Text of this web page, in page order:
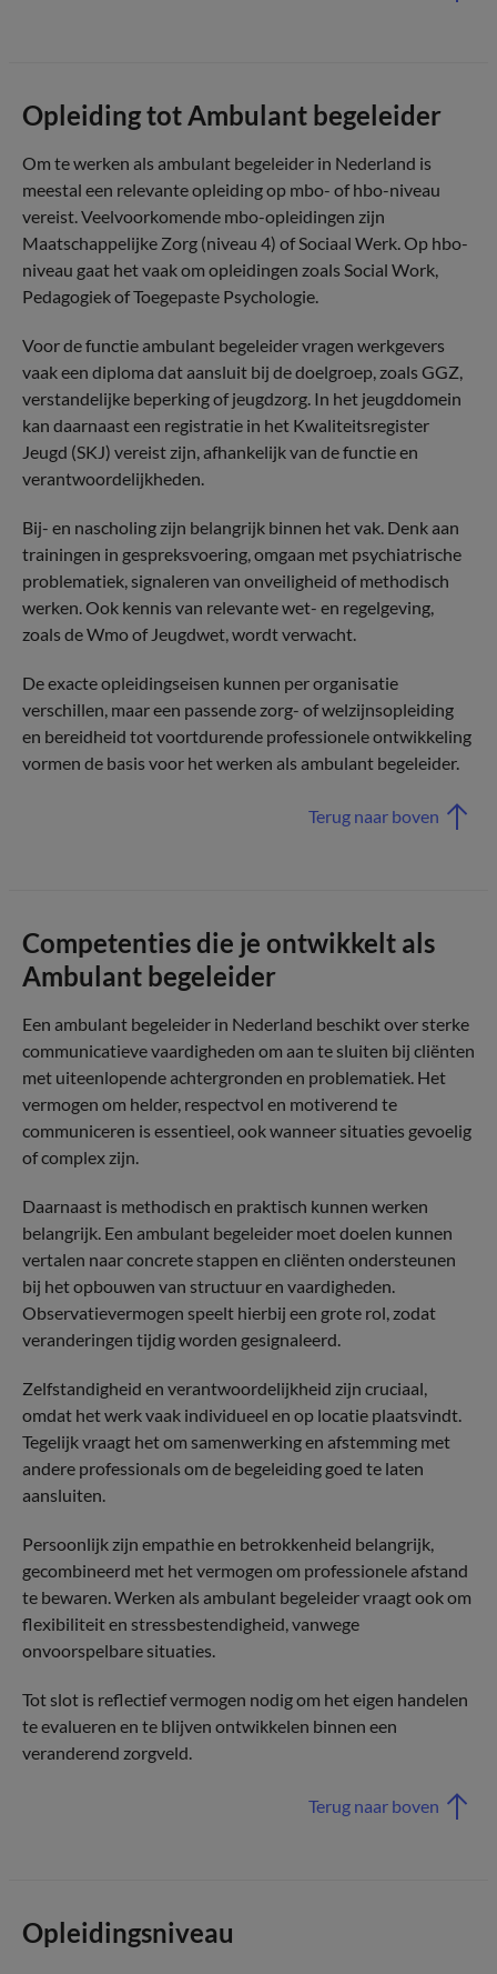
Opleiding tot Ambulant begeleider
Om te werken als ambulant begeleider in Nederland is
meestal een relevante opleiding op mbo- of hbo-niveau
vereist. Veelvoorkomende mbo-opleidingen zijn
Maatschappelijke Zorg (niveau 4) of Sociaal Werk. Op hbo-
niveau gaat het vaak om opleidingen zoals Social Work,
Pedagogiek of Toegepaste Psychologie.
Voor de functie ambulant begeleider vragen werkgevers
vaak een diploma dat aansluit bij de doelgroep, zoals GGZ,
verstandelijke beperking of jeugdzorg. In het jeugddomein
kan daarnaast een registratie in het Kwaliteitsregister
Jeugd (SKJ) vereist zijn, afhankelijk van de functie en
verantwoordelijkheden.
Bij- en nascholing zijn belangrijk binnen het vak. Denk aan
trainingen in gespreksvoering, omgaan met psychiatrische
problematiek, signaleren van onveiligheid of methodisch
werken. Ook kennis van relevante wet- en regelgeving,
zoals de Wmo of Jeugdwet, wordt verwacht.
De exacte opleidingseisen kunnen per organisatie
verschillen, maar een passende zorg- of welzijnsopleiding
en bereidheid tot voortdurende professionele ontwikkeling
vormen de basis voor het werken als ambulant begeleider.
Terug naar boven
Competenties die je ontwikkelt als
Ambulant begeleider
Een ambulant begeleider in Nederland beschikt over sterke
communicatieve vaardigheden om aan te sluiten bij cliënten
met uiteenlopende achtergronden en problematiek. Het
vermogen om helder, respectvol en motiverend te
communiceren is essentieel, ook wanneer situaties gevoelig
of complex zijn.
Daarnaast is methodisch en praktisch kunnen werken
belangrijk. Een ambulant begeleider moet doelen kunnen
vertalen naar concrete stappen en cliënten ondersteunen
bij het opbouwen van structuur en vaardigheden.
Observatievermogen speelt hierbij een grote rol, zodat
veranderingen tijdig worden gesignaleerd.
Zelfstandigheid en verantwoordelijkheid zijn cruciaal,
omdat het werk vaak individueel en op locatie plaatsvindt.
Tegelijk vraagt het om samenwerking en afstemming met
andere professionals om de begeleiding goed te laten
aansluiten.
Persoonlijk zijn empathie en betrokkenheid belangrijk,
gecombineerd met het vermogen om professionele afstand
te bewaren. Werken als ambulant begeleider vraagt ook om
flexibiliteit en stressbestendigheid, vanwege
onvoorspelbare situaties.
Tot slot is reflectief vermogen nodig om het eigen handelen
te evalueren en te blijven ontwikkelen binnen een
veranderend zorgveld.
Terug naar boven
Opleidingsniveau